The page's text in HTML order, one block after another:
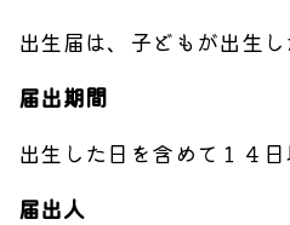
出生届は、子どもが出生し
届出期間
出生した日を含めて１４日
届出人